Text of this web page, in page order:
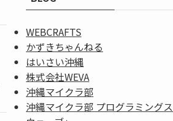
WEBCRAFTS
かずきちゃんねる
はいさい沖縄
株式会社WEVA
沖縄マイクラ部
沖縄マイクラ部 プログラミング